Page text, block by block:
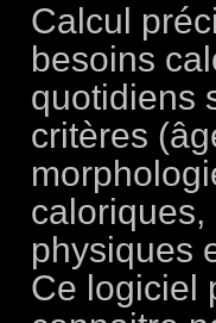
Calcul
besoins
quotidiens
critères
caloriques,
physiques
Ce logiciel